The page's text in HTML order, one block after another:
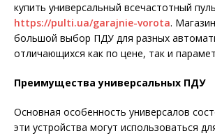
купить универсальный всечастотный
https://pulti.ua/garajnie-vorota.
большой выбор ПДУ для разных
отличающихся как по цене, так и
Преимущества универсальных ПДУ
Основная особенность универсалов
эти устройства могут использоваться